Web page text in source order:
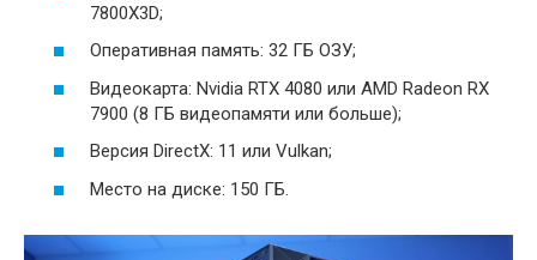
7800X3D;
Оперативная память: 32 ГБ ОЗУ;
Видеокарта: Nvidia RTX 4080 или AMD Radeon RX
7900 (8 ГБ видеопамяти или больше);
Версия DirectX: 11 или Vulkan;
Место на диске: 150 ГБ.